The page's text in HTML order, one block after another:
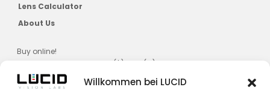
Willkommen bei LUCID
Lens Calculator
About Us
Buy online!
US, CAD, AU, JPN, NZ, SG, KR ($) & EU (€)